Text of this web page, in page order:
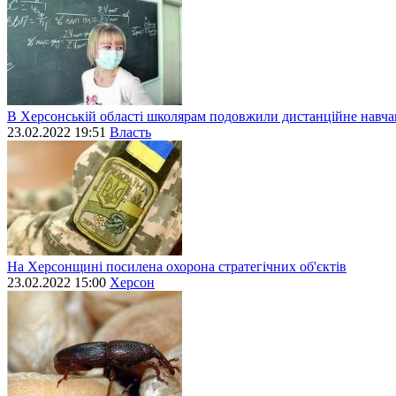
В Херсонській області школярам подовжили дистанційне
23.02.2022 19:51 Власть
На Херсонщині посилена охорона стратегічних об'єктів
23.02.2022 15:00 Херсон